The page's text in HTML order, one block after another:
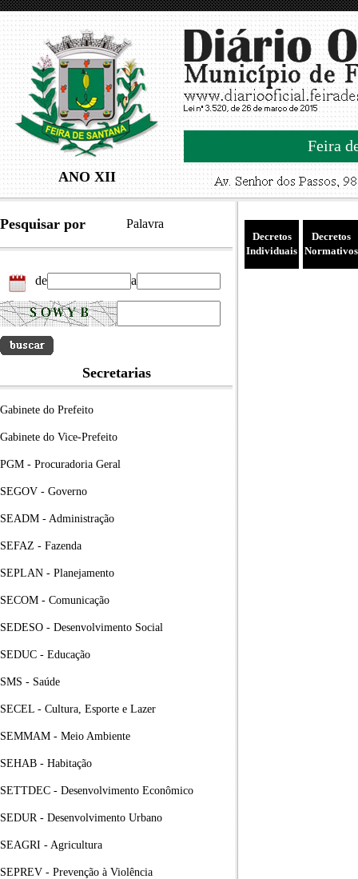
ANO XII
Feira
Pesquisar por Palavra
de a
Secretarias
Gabinete do Prefeito
Gabinete do Vice-Prefeito
PGM - Procuradoria Geral
SEGOV - Governo
SEADM - Administração
SEFAZ - Fazenda
SEPLAN - Planejamento
SECOM - Comunicação
SEDESO - Desenvolvimento Social
SEDUC - Educação
SMS - Saúde
SECEL - Cultura, Esporte e Lazer
SEMMAM - Meio Ambiente
SEHAB - Habitação
SETTDEC - Desenvolvimento Econômico
SEDUR - Desenvolvimento Urbano
SEAGRI - Agricultura
SEPREV - Prevenção à Violência
Decretos
Individuais
Decretos
Normativos